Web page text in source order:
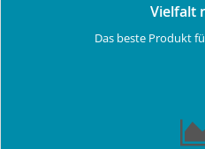
Vielfalt
Das beste Produkt